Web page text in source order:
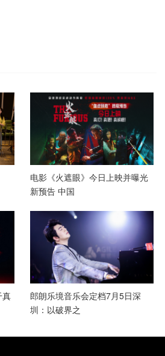
电影《火遮眼》今日上映并曝光
新预告 中国
真
郎朗乐境音乐会定档7月5日深
圳：以破界之